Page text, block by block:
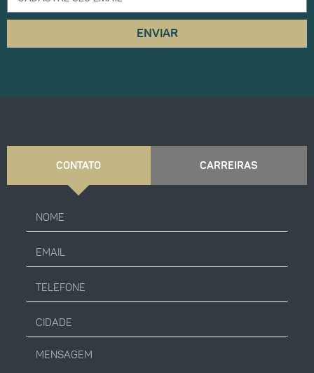
ENVIAR
CONTATO CARREIRAS